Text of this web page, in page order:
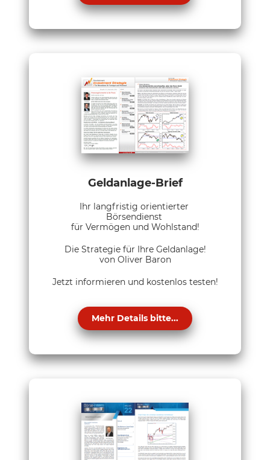
Geldanlage-Brief
Ihr langfristig orientierter
Börsendienst
für Vermögen und Wohlstand!
Die Strategie für Ihre Geldanlage!
von Oliver Baron
Jetzt informieren und kostenlos testen!
Mehr Details bitte...